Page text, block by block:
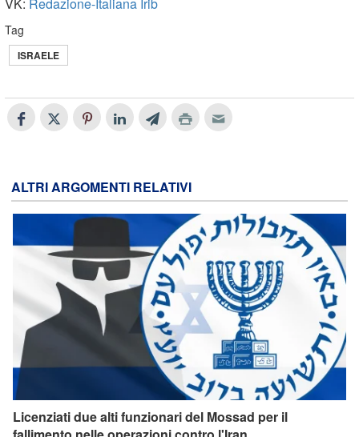
Tag
ISRAELE
ALTRI ARGOMENTI RELATIVI
Licenziati due alti funzionari del Mossad per il